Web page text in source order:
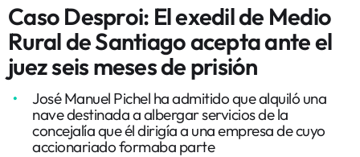
Caso Desproi: El exedil de Medio
Rural de Santiago acepta ante el
juez seis meses de prisión
José Manuel Pichel ha admitido que alquiló una
nave destinada a albergar servicios de la
concejalía que él dirigía a una empresa de cuyo
accionariado formaba parte